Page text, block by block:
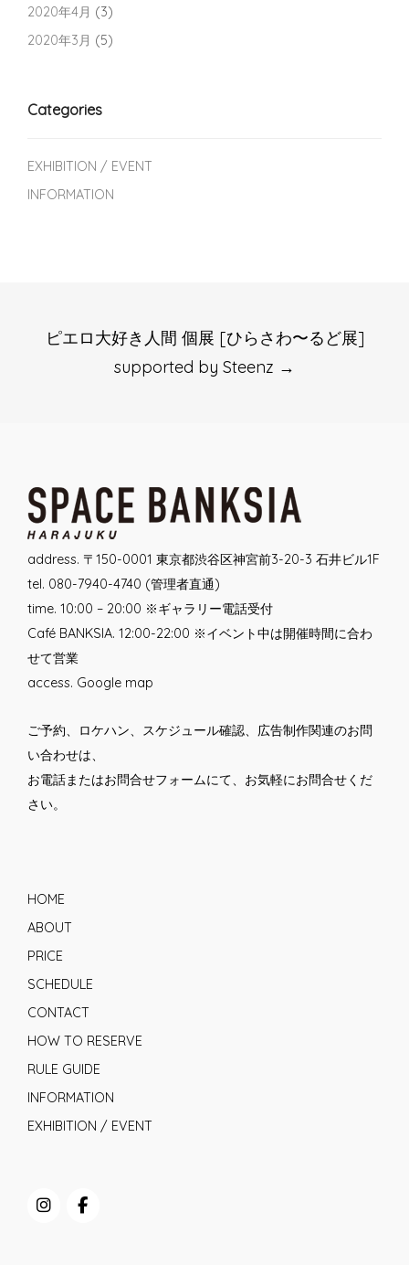
2020年4月 (3)
2020年3月 (5)
Categories
EXHIBITION / EVENT
INFORMATION
Post
navigation
ピエロ大好き人間 個展 [ひらさわ〜るど展]
supported by Steenz →
address. 〒150-0001 東京都渋谷区神宮前3-20-3 石井ビル1F
tel. 080-7940-4740 (管理者直通)
time. 10:00 – 20:00 ※ギャラリー電話受付
Café BANKSIA. 12:00-22:00 ※イベント中は開催時間に合わ
せて営業
access. Google map
ご予約、ロケハン、スケジュール確認、広告制作関連のお問
い合わせは、
お電話またはお問合せフォームにて、お気軽にお問合せくだ
さい。
HOME
ABOUT
PRICE
SCHEDULE
CONTACT
HOW TO RESERVE
RULE GUIDE
INFORMATION
EXHIBITION / EVENT